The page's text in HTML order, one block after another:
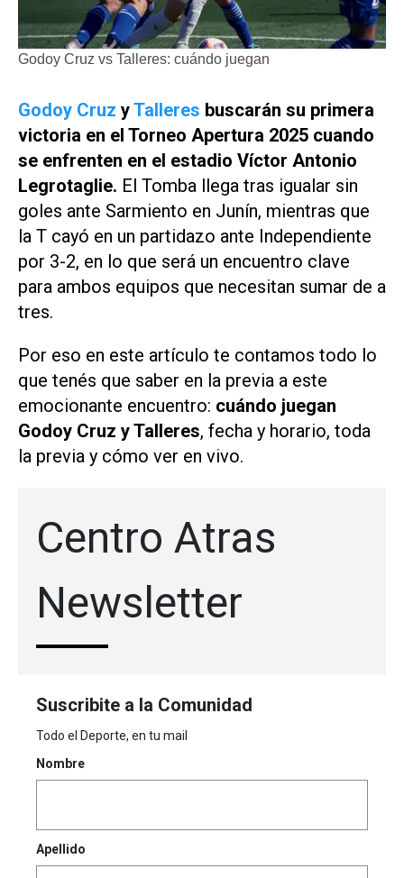
Godoy Cruz vs Talleres: cuándo juegan
Godoy Cruz yTalleres buscarán su primera
victoria en el Torneo Apertura 2025 cuando
se enfrenten en el estadio Víctor Antonio
Legrotaglie. El Tomba llega tras igualar sin
goles ante Sarmiento en Junín, mientras que
la T cayó en un partidazo ante Independiente
por 3-2, en lo que será un encuentro clave
para ambos equipos que necesitan sumar de a
tres.
Por eso en este artículo te contamos todo lo
que tenés que saber en la previa a este
emocionante encuentro: cuándo juegan
Godoy Cruz y Talleres, fecha y horario, toda
la previa y cómo ver en vivo.